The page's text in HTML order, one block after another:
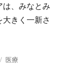
、みなとみ
きく一新さ
療体制と健康が
タ
医療